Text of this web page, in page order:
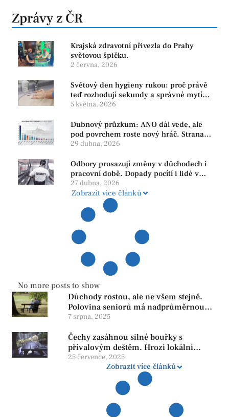
Zprávy z ČR
Krajská zdravotní přivezla do Prahy
světovou špičku.
2 června, 2026
Světový den hygieny rukou: proč právě
teď rozhodují sekundy a správné mytí
rukou
5 května, 2026
Dubnový průzkum: ANO dál vede, ale
pod povrchem roste nový hráč. Strana
PRO se drží nejvýš mezi menšími
29 dubna, 2026
Odbory prosazují změny v důchodech i
pracovní době. Dopady pocítí i lidé v
našem regionu
27 dubna, 2026
Zobrazit více článků
No more posts to show
Důchody rostou, ale ne všem stejně.
Polovina seniorů má nadprůměrnou
penzi, tisíce však žijí pod hranicí
reformy
7 srpna, 2025
Čechy zasáhnou silné bouřky s
přívalovým deštěm. Hrozí lokální
zatopení
25 července, 2025
Zobrazit více článků